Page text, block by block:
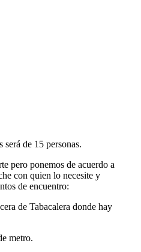
de 15 personas.
pero ponemos de acuerdo a
con quien lo necesite y
de encuentro:
de Tabacalera donde hay
metro.